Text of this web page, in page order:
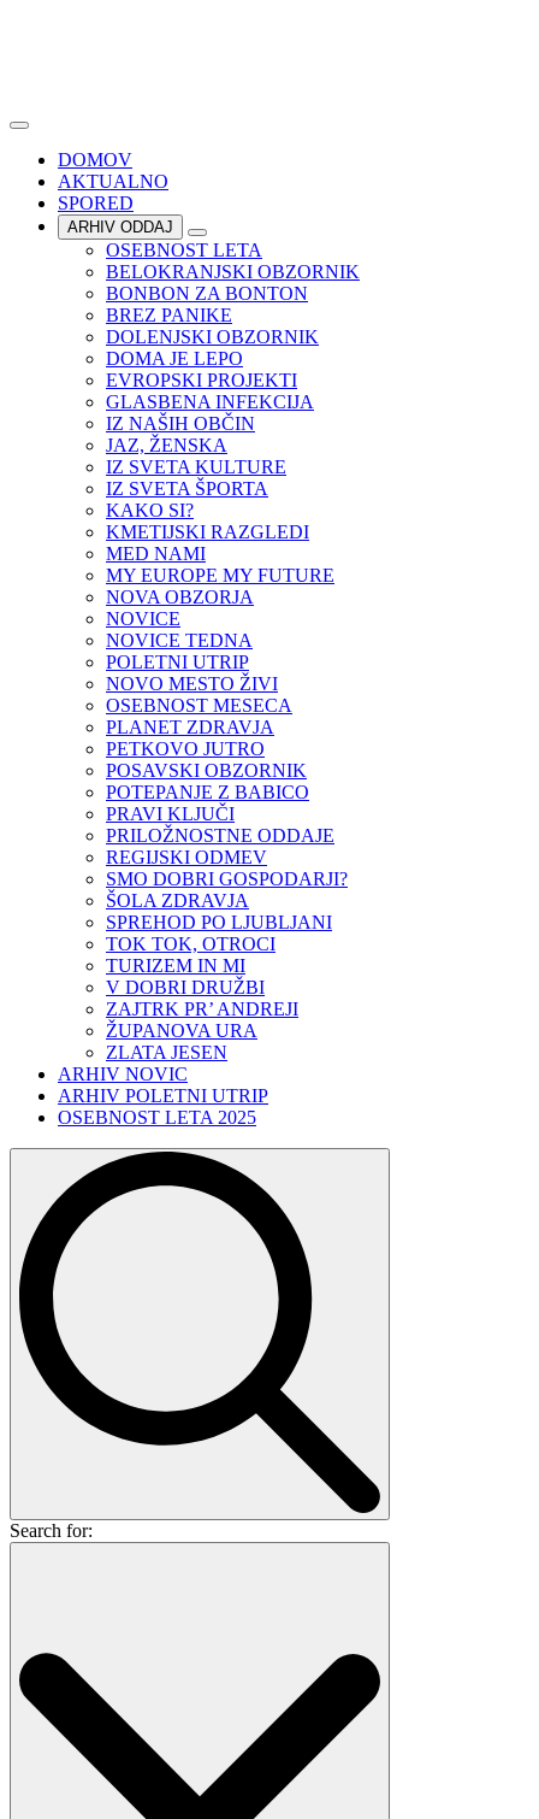
DOMOV
AKTUALNO
SPORED
ARHIV ODDAJ
OSEBNOST LETA
BELOKRANJSKI OBZORNIK
BONBON ZA BONTON
BREZ PANIKE
DOLENJSKI OBZORNIK
DOMA JE LEPO
EVROPSKI PROJEKTI
GLASBENA INFEKCIJA
IZ NAŠIH OBČIN
JAZ, ŽENSKA
IZ SVETA KULTURE
IZ SVETA ŠPORTA
KAKO SI?
KMETIJSKI RAZGLEDI
MED NAMI
MY EUROPE MY FUTURE
NOVA OBZORJA
NOVICE
NOVICE TEDNA
POLETNI UTRIP
NOVO MESTO ŽIVI
OSEBNOST MESECA
PLANET ZDRAVJA
PETKOVO JUTRO
POSAVSKI OBZORNIK
POTEPANJE Z BABICO
PRAVI KLJUČI
PRILOŽNOSTNE ODDAJE
REGIJSKI ODMEV
SMO DOBRI GOSPODARJI?
ŠOLA ZDRAVJA
SPREHOD PO LJUBLJANI
TOK TOK, OTROCI
TURIZEM IN MI
V DOBRI DRUŽBI
ZAJTRK PR’ ANDREJI
ŽUPANOVA URA
ZLATA JESEN
ARHIV NOVIC
ARHIV POLETNI UTRIP
OSEBNOST LETA 2025
Search for: